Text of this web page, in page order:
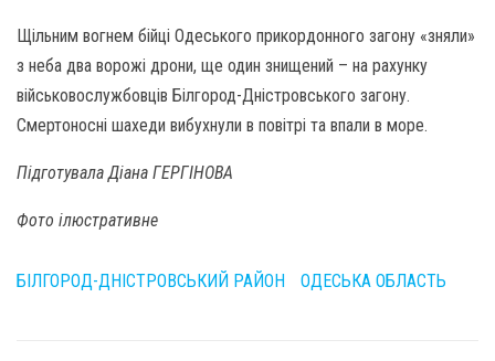
Щільним вогнем бійці Одеського прикордонного загону «зняли»
з неба два ворожі дрони, ще один знищений – на рахунку
військовослужбовців Білгород-Дністровського загону.
Смертоносні шахеди вибухнули в повітрі та впали в море.
Підготувала Діана ГЕРГІНОВА
Фото ілюстративне
БІЛГОРОД-ДНІСТРОВСЬКИЙ РАЙОН ОДЕСЬКА ОБЛАСТЬ